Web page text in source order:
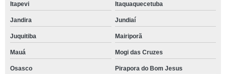
Itapevi Itaquaquecetuba
Jandira Jundiaí
Juquitiba Mairiporã
Mauá Mogi das Cruzes
Osasco Pirapora do Bom Jesus